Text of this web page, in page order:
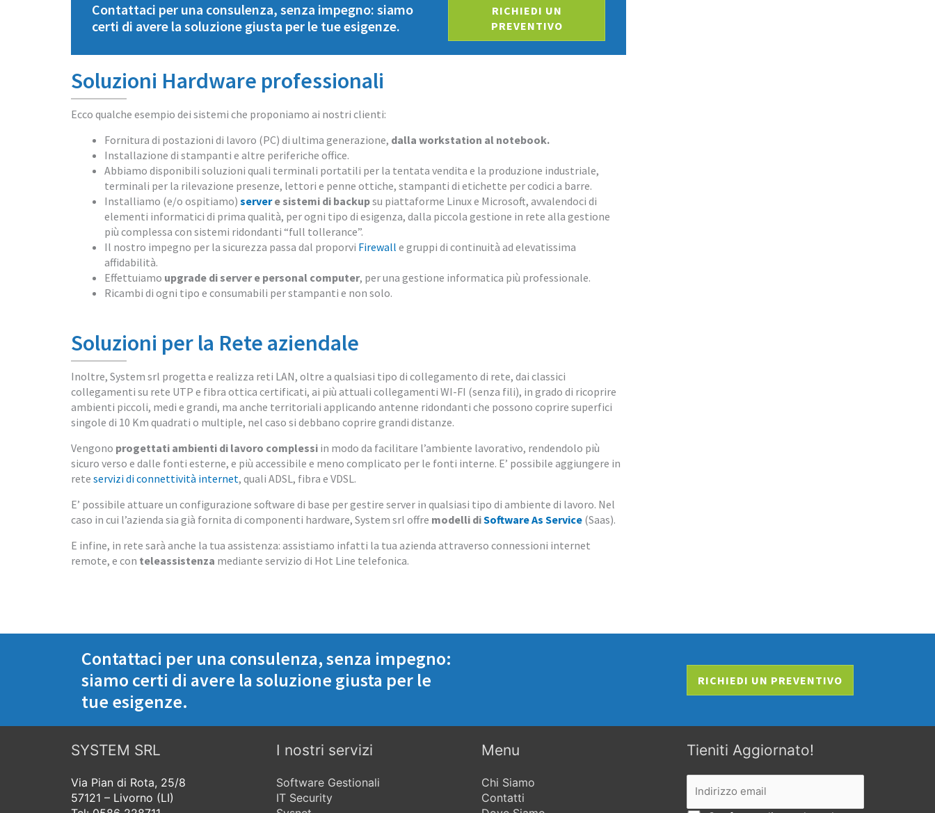
Contattaci per una consulenza, senza impegno: siamo
certi di avere la soluzione giusta per le tue esigenze.
RICHIEDI UN
PREVENTIVO
Soluzioni Hardware professionali
Ecco qualche esempio dei sistemi che proponiamo ai nostri clienti:
Fornitura di postazioni di lavoro (PC) di ultima generazione, dalla workstation al notebook.
Installazione di stampanti e altre periferiche office.
Abbiamo disponibili soluzioni quali terminali portatili per la tentata vendita e la produzione industriale,
terminali per la rilevazione presenze, lettori e penne ottiche, stampanti di etichette per codici a barre.
Installiamo (e/o ospitiamo) servere sistemi di backupsu piattaforme Linux e Microsoft, avvalendoci di
elementi informatici di prima qualità, per ogni tipo di esigenza, dalla piccola gestione in rete alla gestione
più complessa con sistemi ridondanti “full tollerance”.
Il nostro impegno per la sicurezza passa dal proporvi Firewall e gruppi di continuità ad elevatissima
affidabilità.
Effettuiamo upgrade di server e personal computer, per una gestione informatica più professionale.
Ricambi di ogni tipo e consumabili per stampanti e non solo.
Soluzioni per la Rete aziendale
Inoltre, System srl progetta e realizza reti LAN, oltre a qualsiasi tipo di collegamento di rete, dai classici
collegamenti su rete UTP e fibra ottica certificati, ai più attuali collegamenti WI-FI (senza fili), in grado di ricoprire
ambienti piccoli, medi e grandi, ma anche territoriali applicando antenne ridondanti che possono coprire superfici
singole di 10 Km quadrati o multiple, nel caso si debbano coprire grandi distanze.
Vengono progettati ambienti di lavoro complessi in modo da facilitare l’ambiente lavorativo, rendendolo più
sicuro verso e dalle fonti esterne, e più accessibile e meno complicato per le fonti interne. E’ possibile aggiungere in
rete servizi di connettività internet, quali ADSL, fibra e VDSL.
E’ possibile attuare un configurazione software di base per gestire server in qualsiasi tipo di ambiente di lavoro. Nel
caso in cui l’azienda sia già fornita di componenti hardware, System srl offre modelli diSoftware As Service (Saas).
E infine, in rete sarà anche la tua assistenza: assistiamo infatti la tua azienda attraverso connessioni internet
remote, e con teleassistenza mediante servizio di Hot Line telefonica.
Contattaci per una consulenza, senza impegno:
siamo certi di avere la soluzione giusta per le
tue esigenze.
RICHIEDI UN PREVENTIVO
SYSTEM SRL
Via Pian di Rota, 25/8
57121 – Livorno (LI)
I nostri servizi
Software Gestionali
IT Security
Menu
Chi Siamo
Contatti
Tieniti Aggiornato!